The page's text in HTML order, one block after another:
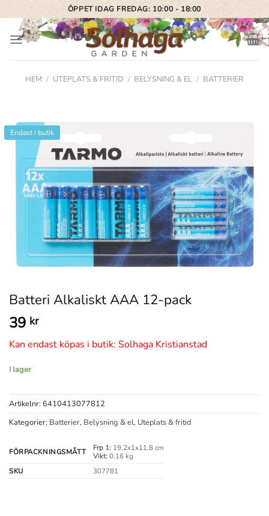
Skip
to
content
ÖPPET IDAG FREDAG: 10:00 - 18:00
HEM / UTEPLATS & FRITID / BELYSNING & EL / BATTERIER
Endast i butik
Batteri Alkaliskt AAA 12-pack
39 kr
Kan endast köpas i butik: Solhaga Kristianstad
I lager
Artikelnr: 6410413077812
Kategorier: Batterier, Belysning & el, Uteplats & fritid
FÖRPACKNINGSMÅTT Frp 1:19,2x1x11,8 cm
Vikt:0.16 kg
SKU
307781